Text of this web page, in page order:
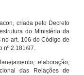
criada pelo Decreto
do Ministério da
art. 106 do Código de
nº 2.181/97.
elaboração,
das Relações de